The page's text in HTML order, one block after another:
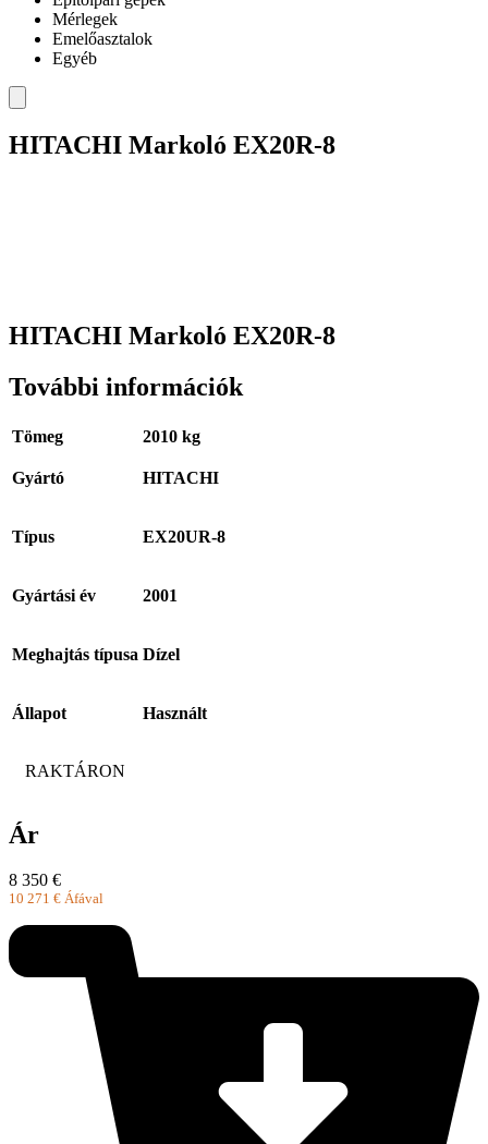
Mérlegek
Emelőasztalok
Egyéb
HITACHI Markoló EX20R-8
HITACHI Markoló EX20R-8
További információk
Tömeg 2010 kg
Gyártó HITACHI
Típus EX20UR-8
Gyártási év 2001
Meghajtás típusa Dízel
Állapot Használt
RAKTÁRON
Ár
8 350 €
10 271 € Áfával